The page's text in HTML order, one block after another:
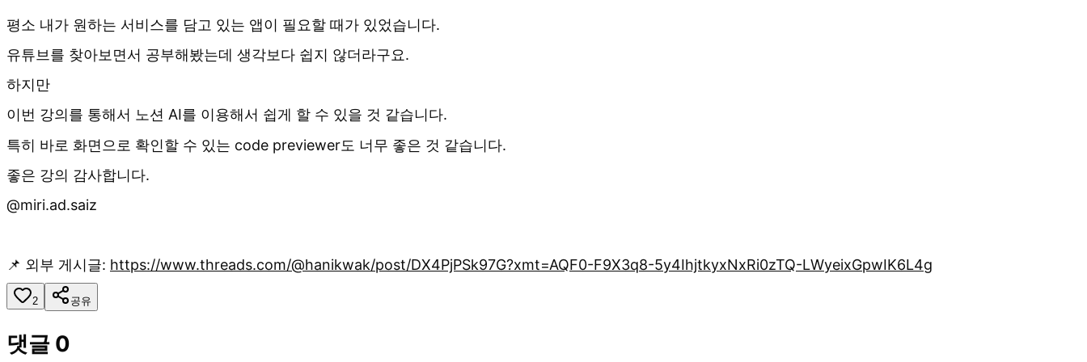
평소 내가 원하는 서비스를 담고 있는 앱이 필요할 때가 있었습니다.
유튜브를 찾아보면서 공부해봤는데 생각보다 쉽지 않더라구요.
하지만
이번 강의를 통해서 노션 AI를 이용해서 쉽게 할 수 있을 것 같습니다.
특히 바로 화면으로 확인할 수 있는 code previewer도 너무 좋은 것 같습니다.
좋은 강의 감사합니다.
@miri.ad.saiz
📌 외부 게시글: https://www.threads.com/@hanikwak/post/DX4PjPSk97G?xmt=AQF0-F9X3q8-5y4IhjtkyxNxRi0zTQ-LWyeixGpwIK6L4g
2 공유
댓글 0